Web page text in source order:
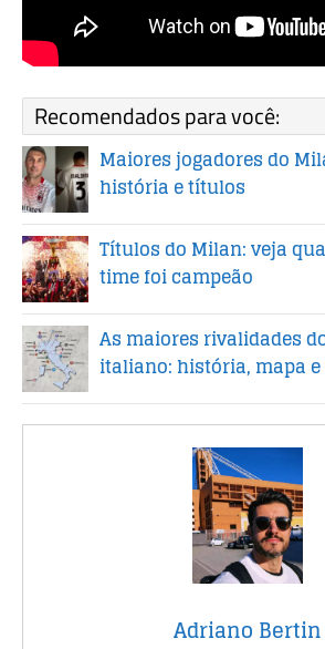
Recomendados para você:
Maiores jogadores do
história e títulos
Títulos do Milan: veja
time foi campeão
As maiores rivalidades
italiano: história, mapa
Adriano Bertin